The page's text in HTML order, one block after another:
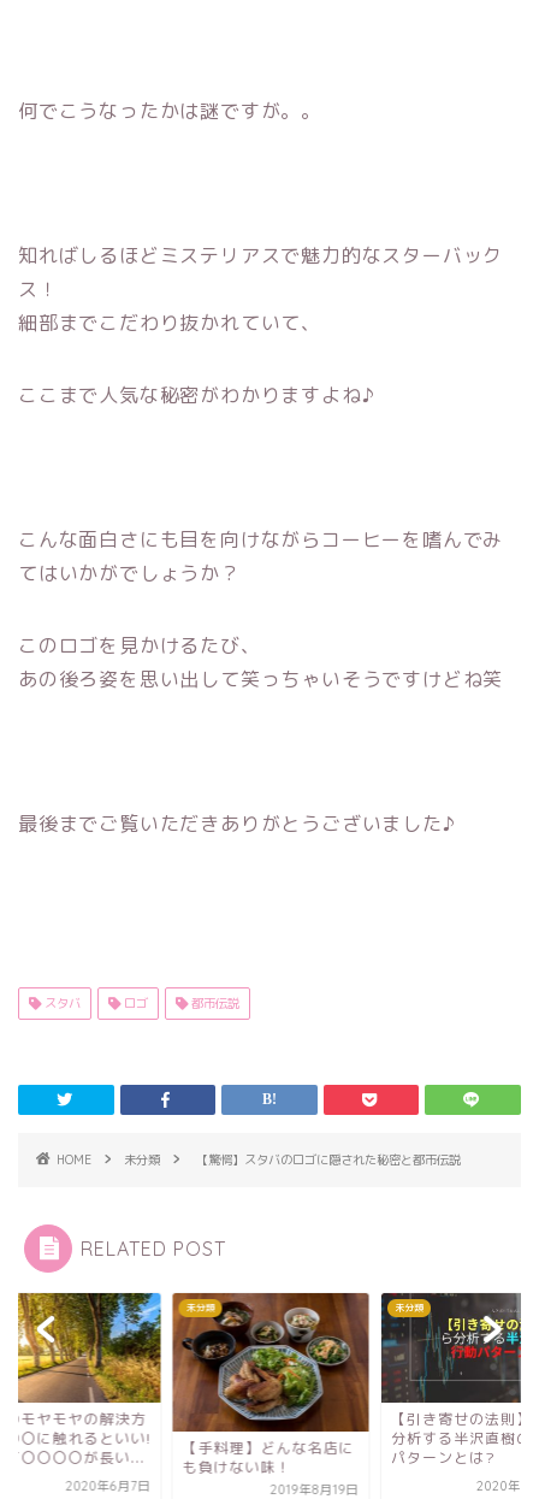
何でこうなったかは謎ですが。。
知ればしるほどミステリアスで魅力的なスターバック
ス！
細部までこだわり抜かれていて、
ここまで人気な秘密がわかりますよね♪
こんな面白さにも目を向けながらコーヒーを嗜んでみ
てはいかがでしょうか？
このロゴを見かけるたび、
あの後ろ姿を思い出して笑っちゃいそうですけどね笑
最後までご覧いただきありがとうございました♪
スタバ ロゴ 都市伝説
HOME 未分類 【驚愕】スタバのロゴに隠された秘密と都市伝説
RELATED POST
のモヤモヤの解決方
〇〇に触れるといい!
て〇〇〇〇が長い...
2020年6月7日
未分類
【手料理】どんな名店に
も負けない味！
2019年8月19日
未分類
【引き寄せの法則】
分析する半沢直樹の
パターンとは?
2020年8